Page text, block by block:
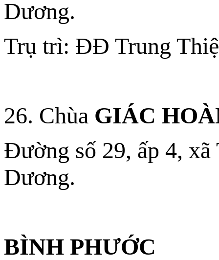
Dương.
Trụ trì: ĐĐ Trung
26. Chùa GIÁC
Đường số 29, ấp 4,
Dương.
BÌNH PHƯỚC